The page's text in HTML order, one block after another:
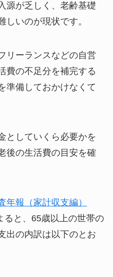
源が乏しく、老齢基礎
しいのが現状です。
リーランスなどの自営
費の不足分を補完する
準備しておかけなくて
としていくら必要かを
後の生活費の目安を確
年報（家計収支編）
ると、65歳以上の世帯の
出の内訳は以下のとお